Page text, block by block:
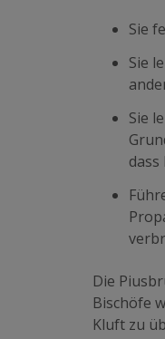
Sie
Sie
Sie
Die
Bischöfe
Kluft zu